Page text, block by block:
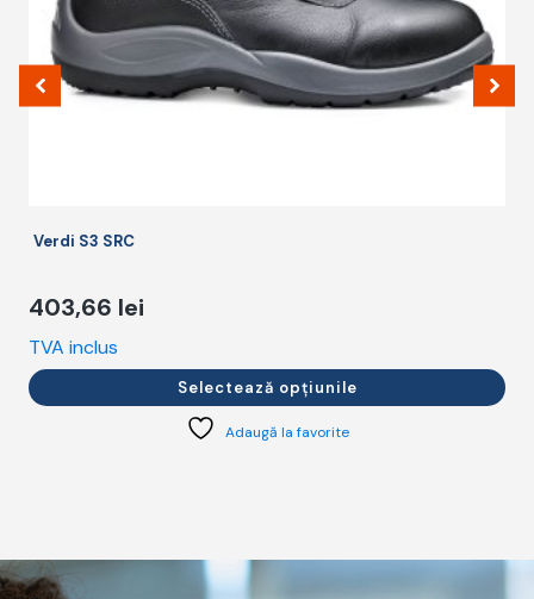
Verdi S3 SRC
403,66 lei
TVA inclus
Selectează opțiunile
pagina
produsului.
Adaugă la favorite